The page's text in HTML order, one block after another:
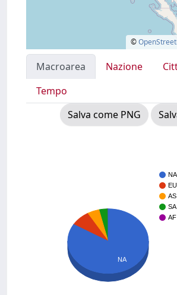
©
Macroarea Nazione
Tempo
Salva come PNG
NA
EU
AS
SA
AF
NA